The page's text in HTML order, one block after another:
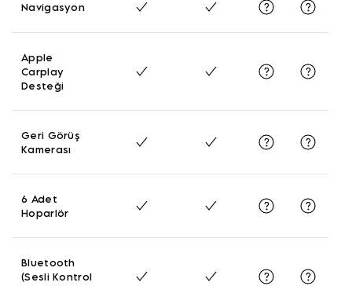
Navigasyon
Apple
Carplay
Desteği
Geri Görüş
Kamerası
6 Adet
Hoparlör
Bluetooth
(Sesli Kontrol